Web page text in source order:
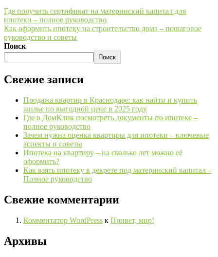
Где получить сертификат на материнский капитал для
ипотеки – полное руководство
Как оформить ипотеку на строительство дома – пошаговое
руководство и советы
Поиск
Поиск
Свежие записи
Продажа квартир в Краснодаре: как найти и купить
жилье по выгодной цене в 2025 году
Где в ДомКлик посмотреть документы по ипотеке –
полное руководство
Зачем нужна оценка квартиры для ипотеки – ключевые
аспекты и советы
Ипотека на квартиру – на сколько лет можно её
оформить?
Как взять ипотеку в декрете под материнский капитал –
Полное руководство
Свежие комментарии
Комментатор WordPress к Привет, мир!
Архивы